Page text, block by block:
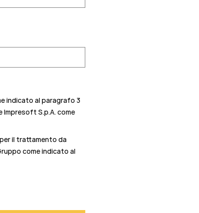
indicato al paragrafo 3
S.p.A. come
il trattamento da
come indicato al